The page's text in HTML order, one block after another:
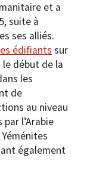
et a
suite à
ses alliés.
édifiants sur
début de la
les
de
au niveau
l’Arabie
également